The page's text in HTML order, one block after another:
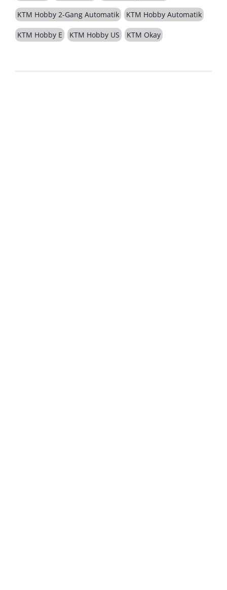
KTM Hobby 2-Gang Automatik KTM Hobby Automatik
KTM Hobby E KTM Hobby US KTM Okay